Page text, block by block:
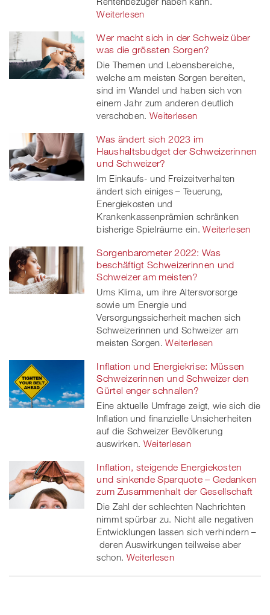
Weiterlesen
Wer macht sich in der Schweiz über
was die grössten Sorgen?
Die Themen und Lebensbereiche,
welche am meisten Sorgen bereiten,
sind im Wandel und haben sich von
einem Jahr zum anderen deutlich
verschoben. Weiterlesen
Was ändert sich 2023 im
Haushaltsbudget der Schweizerinnen
und Schweizer?
Im Einkaufs- und Freizeitverhalten
ändert sich einiges – Teuerung,
Energiekosten und
Krankenkassenprämien schränken
bisherige Spielräume ein. Weiterlesen
Sorgenbarometer 2022: Was
beschäftigt Schweizerinnen und
Schweizer am meisten?
Ums Klima, um ihre Altersvorsorge
sowie um Energie und
Versorgungssicherheit machen sich
Schweizerinnen und Schweizer am
meisten Sorgen. Weiterlesen
Inflation und Energiekrise: Müssen
Schweizerinnen und Schweizer den
Gürtel enger schnallen?
Eine aktuelle Umfrage zeigt, wie sich die
Inflation und finanzielle Unsicherheiten
auf die Schweizer Bevölkerung
auswirken. Weiterlesen
Inflation, steigende Energiekosten
und sinkende Sparquote – Gedanken
zum Zusammenhalt der Gesellschaft
Die Zahl der schlechten Nachrichten
nimmt spürbar zu. Nicht alle negativen
Entwicklungen lassen sich verhindern –
deren Auswirkungen teilweise aber
schon. Weiterlesen